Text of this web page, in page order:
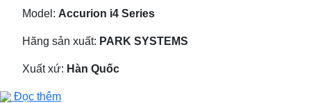
Model: Accurion i4 Series
Hãng sản xuất: PARK SYSTEMS
Xuất xứ: Hàn Quốc
Đọc thêm